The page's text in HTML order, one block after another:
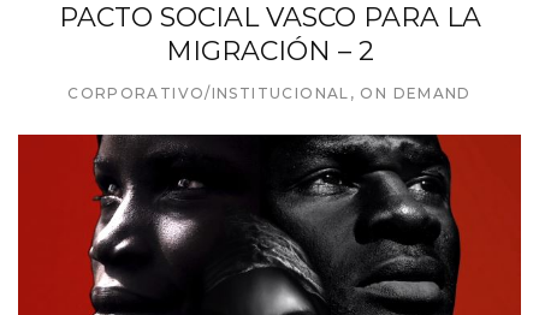
PACTO SOCIAL VASCO PARA LA
MIGRACIÓN – 2
CORPORATIVO/INSTITUCIONAL , ON DEMAND